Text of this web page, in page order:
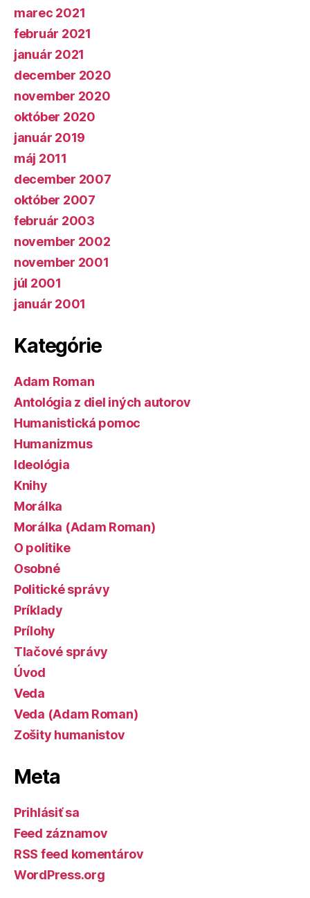
marec 2021
február 2021
január 2021
december 2020
november 2020
október 2020
január 2019
máj 2011
december 2007
október 2007
február 2003
november 2002
november 2001
júl 2001
január 2001
Kategórie
Adam Roman
Antológia z diel iných autorov
Humanistická pomoc
Humanizmus
Ideológia
Knihy
Morálka
Morálka (Adam Roman)
O politike
Osobné
Politické správy
Príklady
Prílohy
Tlačové správy
Úvod
Veda
Veda (Adam Roman)
Zošity humanistov
Meta
Prihlásiť sa
Feed záznamov
RSS feed komentárov
WordPress.org